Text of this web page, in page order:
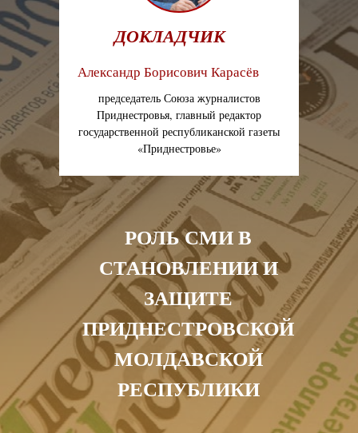
председатель Союза журналистов
Приднестровья, главный редактор
государственной республиканской газеты
«Приднестровье»
Александр Борисович Карасёв
ДОКЛАДЧИК
РОЛЬ СМИ В
СТАНОВЛЕНИИ И
ЗАЩИТЕ
ПРИДНЕСТРОВСКОЙ
МОЛДАВСКОЙ
РЕСПУБЛИКИ